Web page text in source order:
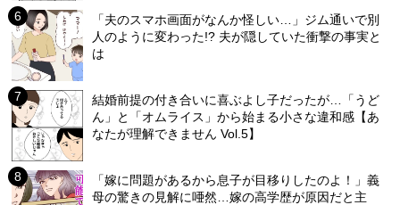
「夫のスマホ画面がなんか怪しい…」ジム通いで別
人のように変わった!? 夫が隠していた衝撃の事実と
は
結婚前提の付き合いに喜ぶよし子だったが…「うど
ん」と「オムライス」から始まる小さな違和感【あ
なたが理解できません Vol.5】
「嫁に問題があるから息子が目移りしたのよ！」義
母の驚きの見解に唖然…嫁の高学歴が原因だと主